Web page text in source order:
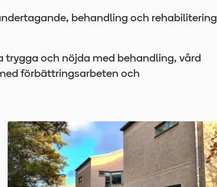
behandling och rehabilitering
och nöjda med behandling, vård
förbättringsarbeten och